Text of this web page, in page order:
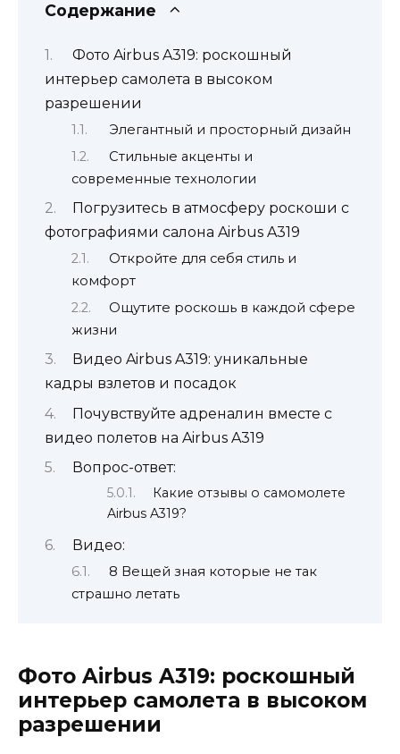
Содержание
Фото Airbus A319: роскошный
интерьер самолета в высоком
разрешении
Элегантный и просторный дизайн
Стильные акценты и
современные технологии
Погрузитесь в атмосферу роскоши с
фотографиями салона Airbus A319
Откройте для себя стиль и
комфорт
Ощутите роскошь в каждой сфере
жизни
Видео Airbus A319: уникальные
кадры взлетов и посадок
Почувствуйте адреналин вместе с
видео полетов на Airbus A319
Вопрос-ответ:
Какие отзывы о самомолете
Airbus A319?
Видео:
8 Вещей зная которые не так
страшно летать
Фото Airbus A319: роскошный
интерьер самолета в высоком
разрешении